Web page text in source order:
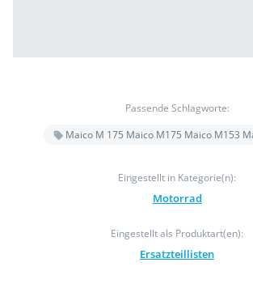
Passende Schlagworte:
Maico M 175 Maico M175 Maico M153
Eingestellt in Kategorie(n):
Motorrad
Eingestellt als Produktart(en):
Ersatzteillisten